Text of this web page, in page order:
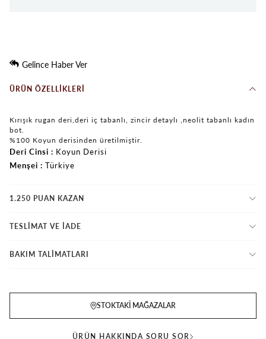
Gelince Haber Ver
ÜRÜN ÖZELLIKLERI
Kırışık rugan deri,deri iç tabanlı, zincir detaylı ,neolit tabanlı kadın
bot.
%100 Koyun derisinden üretilmiştir.
Deri Cinsi
Koyun Derisi
Menşei
Türkiye
1.250 PUAN KAZAN
TESLİMAT VE İADE
BAKIM TALİMATLARI
STOKTAKI MAĞAZALAR
ÜRÜN HAKKINDA SORU SOR